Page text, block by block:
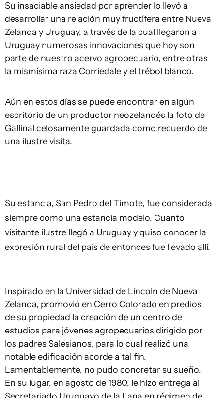
Su insaciable ansiedad por aprender lo llevó a
desarrollar una relación muy fructífera entre Nueva
Zelanda y Uruguay, a través de la cual llegaron a
Uruguay numerosas innovaciones que hoy son
parte de nuestro acervo agropecuario, entre otras
la mismísima raza Corriedale y el trébol blanco.
Aún en estos días se puede encontrar en algún
escritorio de un productor neozelandés la foto de
Gallinal celosamente guardada como recuerdo de
una ilustre visita.
Su estancia, San Pedro del Timote, fue considerada
siempre como una estancia modelo. Cuanto
visitante ilustre llegó a Uruguay y quiso conocer la
expresión rural del país de entonces fue llevado allí.
Inspirado en la Universidad de Lincoln de Nueva
Zelanda, promovió en Cerro Colorado en predios
de su propiedad la creación de un centro de
estudios para jóvenes agropecuarios dirigido por
los padres Salesianos, para lo cual realizó una
notable edificación acorde a tal fin.
Lamentablemente, no pudo concretar su sueño.
En su lugar, en agosto de 1980, le hizo entrega al